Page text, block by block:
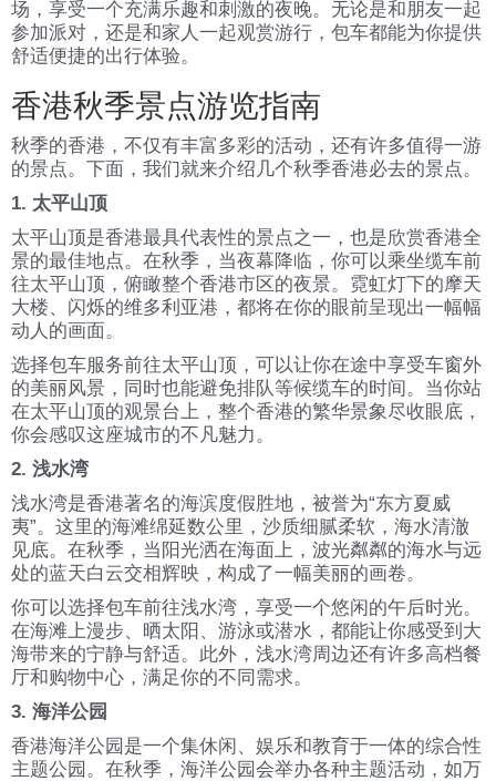
场，享受一个充满乐趣和刺激的夜晚。无论是和朋友一起
参加派对，还是和家人一起观赏游行，包车都能为你提供
舒适便捷的出行体验。
香港秋季景点游览指南
秋季的香港，不仅有丰富多彩的活动，还有许多值得一游
的景点。下面，我们就来介绍几个秋季香港必去的景点。
1. 太平山顶
太平山顶是香港最具代表性的景点之一，也是欣赏香港全
景的最佳地点。在秋季，当夜幕降临，你可以乘坐缆车前
往太平山顶，俯瞰整个香港市区的夜景。霓虹灯下的摩天
大楼、闪烁的维多利亚港，都将在你的眼前呈现出一幅幅
动人的画面。
选择包车服务前往太平山顶，可以让你在途中享受车窗外
的美丽风景，同时也能避免排队等候缆车的时间。当你站
在太平山顶的观景台上，整个香港的繁华景象尽收眼底，
你会感叹这座城市的不凡魅力。
2. 浅水湾
浅水湾是香港著名的海滨度假胜地，被誉为“东方夏威
夷”。这里的海滩绵延数公里，沙质细腻柔软，海水清澈
见底。在秋季，当阳光洒在海面上，波光粼粼的海水与远
处的蓝天白云交相辉映，构成了一幅美丽的画卷。
你可以选择包车前往浅水湾，享受一个悠闲的午后时光。
在海滩上漫步、晒太阳、游泳或潜水，都能让你感受到大
海带来的宁静与舒适。此外，浅水湾周边还有许多高档餐
厅和购物中心，满足你的不同需求。
3. 海洋公园
香港海洋公园是一个集休闲、娱乐和教育于一体的综合性
主题公园。在秋季，海洋公园会举办各种主题活动，如万